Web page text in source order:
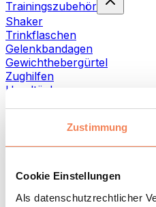
Zustimmung
Cookie Einstellungen
Als datenschutzrechtlicher
Trainingszubehör
Shaker
Trinkflaschen
Gelenkbandagen
Gewichthebergürtel
Zughilfen
Handtücher
Faszien- und Massagerollen
Weitere Rehabilitationshilfen